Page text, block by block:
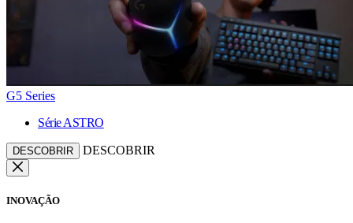
G5 Series
Série ASTRO
DESCOBRIR DESCOBRIR
INOVAÇÃO